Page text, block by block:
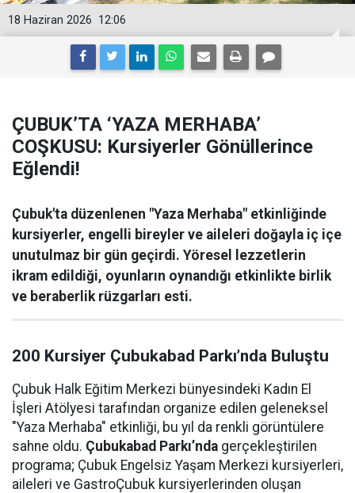
12:06
18 Haziran 2026
ÇUBUK’TA ‘YAZA MERHABA’
COŞKUSU: Kursiyerler Gönüllerince
Eğlendi!
Çubuk'ta düzenlenen "Yaza Merhaba" etkinliğinde
kursiyerler, engelli bireyler ve aileleri doğayla iç içe
unutulmaz bir gün geçirdi. Yöresel lezzetlerin
ikram edildiği, oyunların oynandığı etkinlikte birlik
ve beraberlik rüzgarları esti.
200 Kursiyer Çubukabad Parkı’nda Buluştu
Çubuk Halk Eğitim Merkezi bünyesindeki Kadın El
İşleri Atölyesi tarafından organize edilen geleneksel
"Yaza Merhaba" etkinliği, bu yıl da renkli görüntülere
sahne oldu. Çubukabad Parkı’nda gerçekleştirilen
programa; Çubuk Engelsiz Yaşam Merkezi kursiyerleri,
aileleri ve GastroÇubuk kursiyerlerinden oluşan